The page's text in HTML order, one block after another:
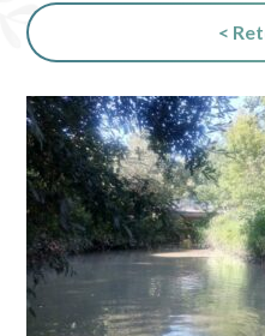
<